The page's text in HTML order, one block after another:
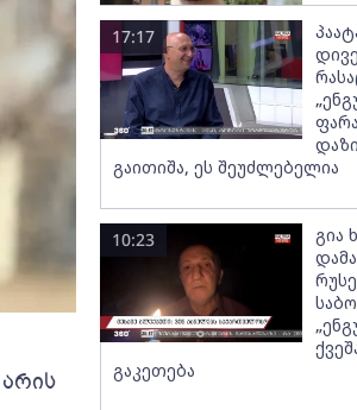
გაითიშა, ეს შეუძლებელია
17:17
გია
გაკეთება
10:23